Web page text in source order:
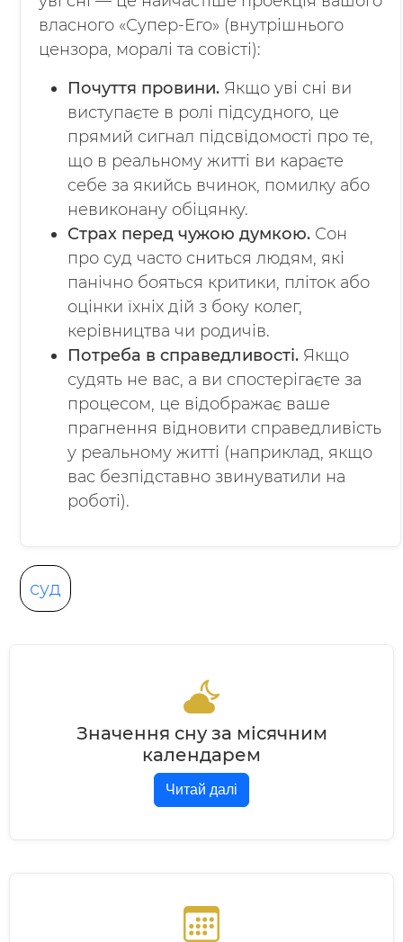
власного «Супер-Его» (внутрішнього
цензора, моралі та совісті):
Почуття провини. Якщо уві сні ви
виступаєте в ролі підсудного, це
прямий сигнал підсвідомості про те,
що в реальному житті ви караєте
себе за якийсь вчинок, помилку або
невиконану обіцянку.
Страх перед чужою думкою. Сон
про суд часто сниться людям, які
панічно бояться критики, пліток або
оцінки їхніх дій з боку колег,
керівництва чи родичів.
Потреба в справедливості. Якщо
судять не вас, а ви спостерігаєте за
процесом, це відображає ваше
прагнення відновити справедливість
у реальному житті (наприклад, якщо
вас безпідставно звинуватили на
роботі).
суд
Значення сну за місячним
календарем
Читай далі